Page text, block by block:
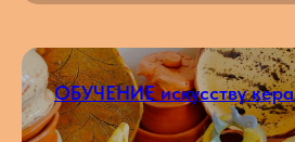
ОБУЧЕНИЕ искусству